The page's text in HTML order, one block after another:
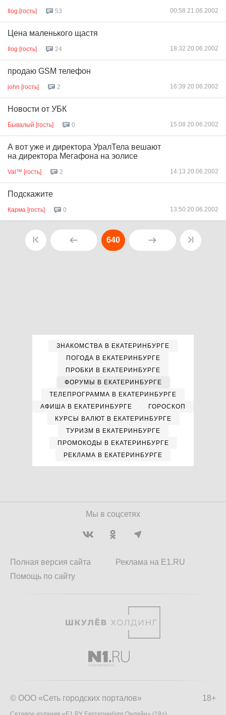
Ilog [гость] 53 00:58 21.06.2002
Цена маленького щастя
Ilog [гость] 24 18:32 20.06.2002
продаю GSM телефон
john [гость] 2 16:39 20.06.2002
Новости от УБК
Бывалый [гость] 0 15:08 20.06.2002
А вот уже и директора УралТела вешают
на директора Мегафона на эолисе
Val™ [гость] 2 14:13 20.06.2002
Подскажите
Карма [гость] 0 13:50 20.06.2002
640
ЗНАКОМСТВА В ЕКАТЕРИНБУРГЕ
ПОГОДА В ЕКАТЕРИНБУРГЕ
ПРОБКИ В ЕКАТЕРИНБУРГЕ
ФОРУМЫ В ЕКАТЕРИНБУРГЕ
ТЕЛЕПРОГРАММА В ЕКАТЕРИНБУРГЕ
АФИША В ЕКАТЕРИНБУРГЕ
ГОРОСКОП
КУРСЫ ВАЛЮТ В ЕКАТЕРИНБУРГЕ
ТУРИЗМ В ЕКАТЕРИНБУРГЕ
ПРОМОКОДЫ В ЕКАТЕРИНБУРГЕ
РЕКЛАМА В ЕКАТЕРИНБУРГЕ
Мы в соцсетях
Полная версия сайта
Помощь по сайту
Реклама на E1.RU
18+
© ООО «Сеть городских порталов»